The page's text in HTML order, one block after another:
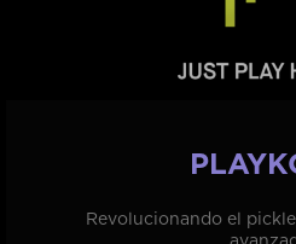
Revolucionando el